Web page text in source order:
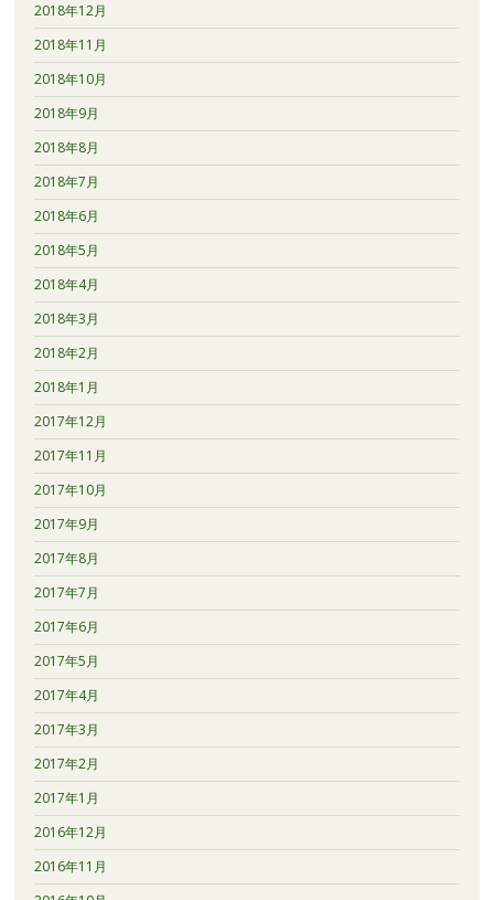
2018年12月
2018年11月
2018年10月
2018年9月
2018年8月
2018年7月
2018年6月
2018年5月
2018年4月
2018年3月
2018年2月
2018年1月
2017年12月
2017年11月
2017年10月
2017年9月
2017年8月
2017年7月
2017年6月
2017年5月
2017年4月
2017年3月
2017年2月
2017年1月
2016年12月
2016年11月